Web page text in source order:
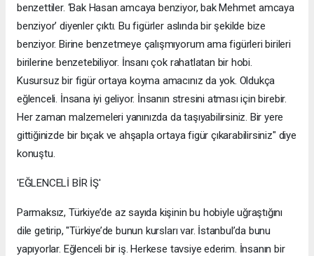
benzettiler. ‘Bak Hasan amcaya benziyor, bak Mehmet amcaya
benziyor’ diyenler çıktı. Bu figürler aslında bir şekilde bize
benziyor. Birine benzetmeye çalışmıyorum ama figürleri birileri
birilerine benzetebiliyor. İnsanı çok rahatlatan bir hobi.
Kusursuz bir figür ortaya koyma amacınız da yok. Oldukça
eğlenceli. İnsana iyi geliyor. İnsanın stresini atması için birebir.
Her zaman malzemeleri yanınızda da taşıyabilirsiniz. Bir yere
gittiğinizde bir bıçak ve ahşapla ortaya figür çıkarabilirsiniz" diye
konuştu.
'EĞLENCELİ BİR İŞ'
Parmaksız, Türkiye’de az sayıda kişinin bu hobiyle uğraştığını
dile getirip, "Türkiye’de bunun kursları var. İstanbul’da bunu
yapıyorlar. Eğlenceli bir iş. Herkese tavsiye ederim. İnsanın bir